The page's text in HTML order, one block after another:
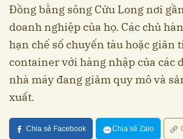
Đồng bằng sông Cửu Long nơi
doanh nghiệp của họ. Các chủ
hạn chế số chuyến tàu hoặc giãn
container với hàng nhập của các
nhà máy đang giảm quy mô và
xuất.
Chia sẻ Facebook Chia sẻ Zalo